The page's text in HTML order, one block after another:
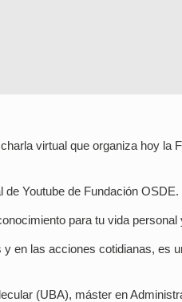
virtual que organiza hoy la
Youtube de Fundación OSDE.
para tu vida personal
en las acciones cotidianas, es
(UBA), máster en